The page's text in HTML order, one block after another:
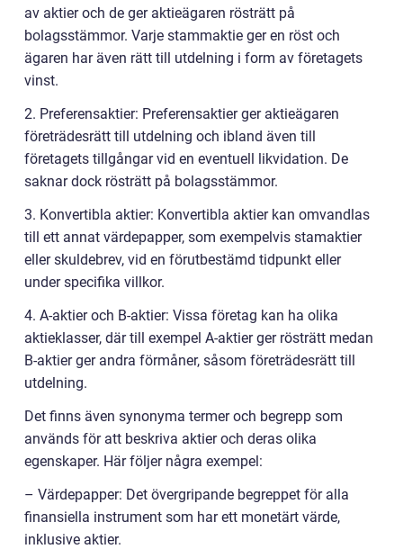
av aktier och de ger aktieägaren rösträtt på
bolagsstämmor. Varje stammaktie ger en röst och
ägaren har även rätt till utdelning i form av företagets
vinst.
2. Preferensaktier: Preferensaktier ger aktieägaren
företrädesrätt till utdelning och ibland även till
företagets tillgångar vid en eventuell likvidation. De
saknar dock rösträtt på bolagsstämmor.
3. Konvertibla aktier: Konvertibla aktier kan omvandlas
till ett annat värdepapper, som exempelvis stamaktier
eller skuldebrev, vid en förutbestämd tidpunkt eller
under specifika villkor.
4. A-aktier och B-aktier: Vissa företag kan ha olika
aktieklasser, där till exempel A-aktier ger rösträtt medan
B-aktier ger andra förmåner, såsom företrädesrätt till
utdelning.
Det finns även synonyma termer och begrepp som
används för att beskriva aktier och deras olika
egenskaper. Här följer några exempel:
– Värdepapper: Det övergripande begreppet för alla
finansiella instrument som har ett monetärt värde,
inklusive aktier.